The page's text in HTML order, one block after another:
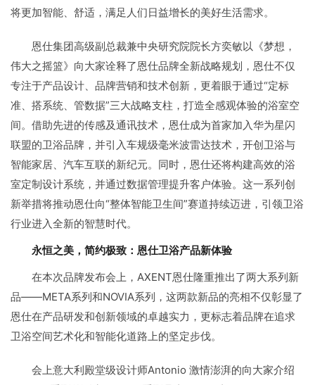
将更加智能、舒适，满足人们日益增长的美好生活需求。
恩仕集团高级副总裁兼中央研究院院长方奕敏以《梦想，
伟大之摇篮》向大家诠释了恩仕品牌全新战略规划，恩仕不仅
专注于产品设计、品牌营销和技术创新，更着眼于通过“定标
准、搭系统、管数据”三大战略支柱，打造全感观体验的浴室空
间。借助先进的传感及通讯技术，恩仕成为首家加入华为星闪
联盟的卫浴品牌，并引入车规级毫米波雷达技术，开创卫浴与
智能家居、汽车互联的新纪元。同时，恩仕还将构建高效的浴
室定制设计系统，并通过数据管理提升客户体验。这一系列创
新举措将推动恩仕向“整体智能卫生间”赛道持续迈进，引领卫浴
行业进入全新的智慧时代。
永恒之美，简约极致：恩仕卫浴产品新体验
在本次品牌发布会上，AXENT恩仕隆重推出了两大系列新
品——META系列和NOVIA系列，这两款新品的亮相不仅彰显了
恩仕在产品研发和创新领域的卓越实力，更标志着品牌在追求
卫浴空间艺术化和智能化道路上的坚定步伐。
会上意大利殿堂级设计师Antonio 激情澎湃的向大家介绍